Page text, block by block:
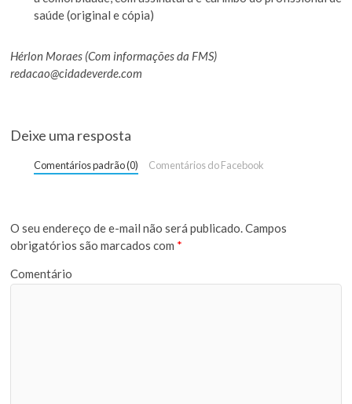
saúde (original e cópia)
Hérlon Moraes (Com informações da FMS)
redacao@cidadeverde.com
Deixe uma resposta
Comentários padrão (0) Comentários do Facebook
O seu endereço de e-mail não será publicado.Campos
obrigatórios são marcados com *
Comentário